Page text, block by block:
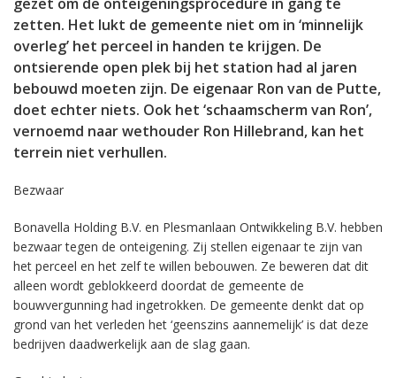
zetten. Het lukt de gemeente niet om in ‘minnelijk
overleg’ het perceel in handen te krijgen. De
ontsierende open plek bij het station had al jaren
bebouwd moeten zijn. De eigenaar Ron van de Putte,
doet echter niets. Ook het ‘schaamscherm van Ron’,
vernoemd naar wethouder Ron Hillebrand, kan het
terrein niet verhullen.
Bezwaar
Bonavella Holding B.V. en Plesmanlaan Ontwikkeling B.V. hebben
bezwaar tegen de onteigening. Zij stellen eigenaar te zijn van
het perceel en het zelf te willen bebouwen. Ze beweren dat dit
alleen wordt geblokkeerd doordat de gemeente de
bouwvergunning had ingetrokken. De gemeente denkt dat op
grond van het verleden het ‘geenszins aannemelijk’ is dat deze
bedrijven daadwerkelijk aan de slag gaan.